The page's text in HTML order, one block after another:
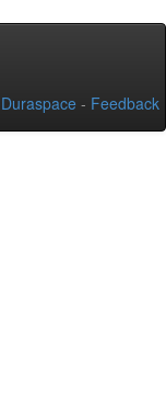
Duraspace - Feedback